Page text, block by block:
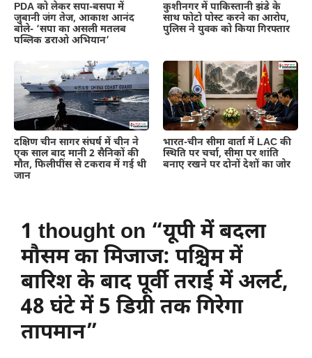
PDA को लेकर सपा-बसपा में
जुबानी जंग तेज, आकाश आनंद
बोले- ‘सपा का असली मतलब
पब्लिक डराओ अभियान’
कुशीनगर में पाकिस्तानी झंडे के
साथ फोटो पोस्ट करने का आरोप,
पुलिस ने युवक को किया गिरफ्तार
दक्षिण चीन सागर संघर्ष में चीन ने
एक साल बाद मानी 2 सैनिकों की
मौत, फिलीपींस से टकराव में गई थी
जान
भारत-चीन सीमा वार्ता में LAC की
स्थिति पर चर्चा, सीमा पर शांति
बनाए रखने पर दोनों देशों का जोर
1 thought on “यूपी में बदला
मौसम का मिजाज: पश्चिम में
बारिश के बाद पूर्वी तराई में अलर्ट,
48 घंटे में 5 डिग्री तक गिरेगा
तापमान”